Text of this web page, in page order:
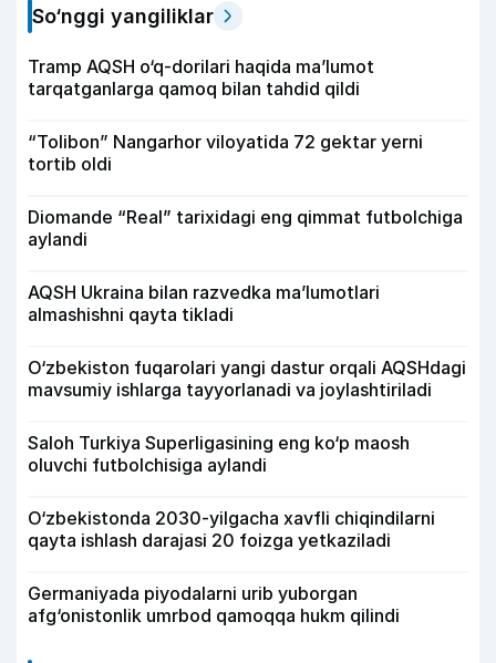
So‘nggi yangiliklar
Tramp AQSH o‘q-dorilari haqida ma’lumot
tarqatganlarga qamoq bilan tahdid qildi
“Tolibon” Nangarhor viloyatida 72 gektar yerni
tortib oldi
Diomande “Real” tarixidagi eng qimmat futbolchiga
aylandi
AQSH Ukraina bilan razvedka ma’lumotlari
almashishni qayta tikladi
O‘zbekiston fuqarolari yangi dastur orqali AQSHdagi
mavsumiy ishlarga tayyorlanadi va joylashtiriladi
Saloh Turkiya Superligasining eng ko‘p maosh
oluvchi futbolchisiga aylandi
O‘zbekistonda 2030-yilgacha xavfli chiqindilarni
qayta ishlash darajasi 20 foizga yetkaziladi
Germaniyada piyodalarni urib yuborgan
afg‘onistonlik umrbod qamoqqa hukm qilindi